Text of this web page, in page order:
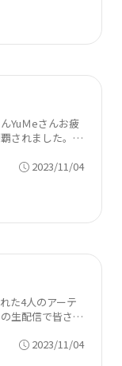
YuＭeさんお疲
されました。お
2023/11/04
た4人のアーテ
生配信で皆さん
2023/11/04